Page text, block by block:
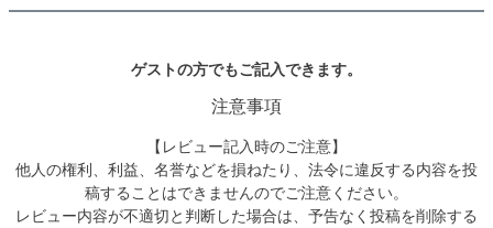
ゲストの方でもご記入できます。
注意事項
【レビュー記入時のご注意】
他人の権利、利益、名誉などを損ねたり、法令に違反する内容を投
稿することはできませんのでご注意ください。
レビュー内容が不適切と判断した場合は、予告なく投稿を削除する